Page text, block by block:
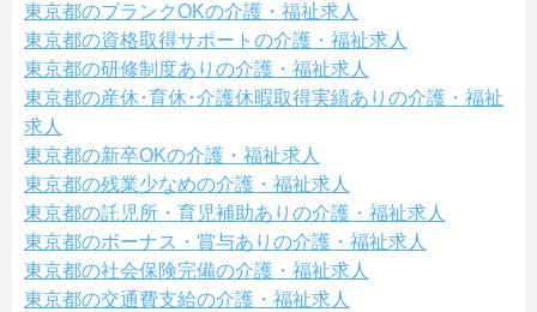
東京都のブランクOKの介護・福祉求人
東京都の資格取得サポートの介護・福祉求人
東京都の研修制度ありの介護・福祉求人
東京都の産休･育休･介護休暇取得実績ありの介護・福祉
求人
東京都の新卒OKの介護・福祉求人
東京都の残業少なめの介護・福祉求人
東京都の託児所・育児補助ありの介護・福祉求人
東京都のボーナス・賞与ありの介護・福祉求人
東京都の社会保険完備の介護・福祉求人
東京都の交通費支給の介護・福祉求人